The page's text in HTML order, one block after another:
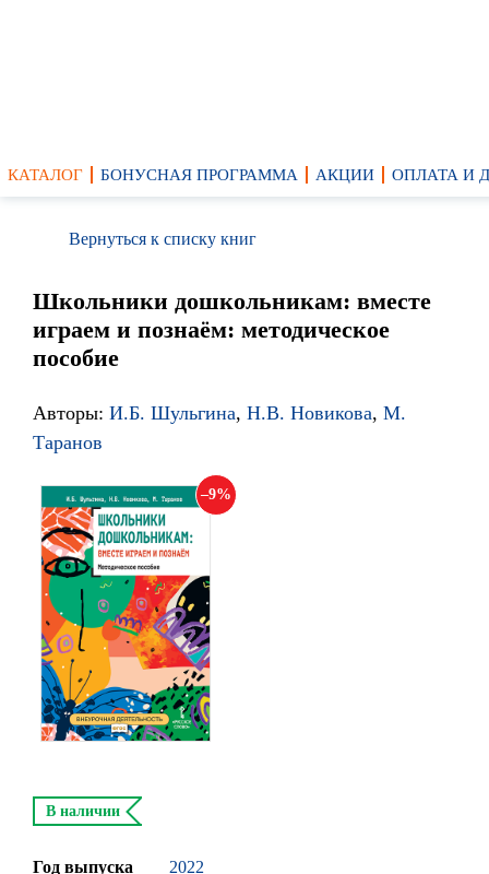
КАТАЛОГ БОНУСНАЯ ПРОГРАММА АКЦИИ ОПЛАТА И
Вернуться к списку книг
Школьники дошкольникам: вместе
играем и познаём: методическое
пособие
Авторы: И.Б. Шульгина, Н.В. Новикова, М.
Таранов
9
В наличии
Год выпуска 2022